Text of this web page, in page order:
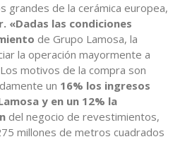
grandes de la cerámica europea,
«Dadas las condiciones
de Grupo Lamosa, la
la operación mayormente a
motivos de la compra son
un 16% los ingresos
y en un 12% la
del negocio de revestimientos,
millones de metros cuadrados